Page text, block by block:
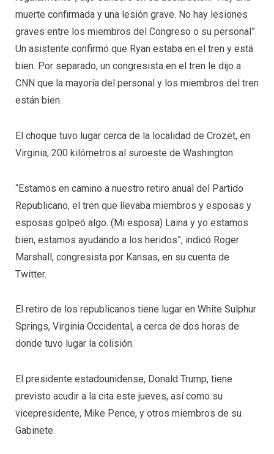
muerte confirmada y una lesión grave. No hay lesiones
graves entre los miembros del Congreso o su personal”.
Un asistente confirmó que Ryan estaba en el tren y está
bien. Por separado, un congresista en el tren le dijo a
CNN que la mayoría del personal y los miembros del tren
están bien.
El choque tuvo lugar cerca de la localidad de Crozet, en
Virginia, 200 kilómetros al suroeste de Washington.
“Estamos en camino a nuestro retiro anual del Partido
Republicano, el tren que llevaba miembros y esposas y
esposas golpeó algo. (Mi esposa) Laina y yo estamos
bien, estamos ayudando a los heridos”, indicó Roger
Marshall, congresista por Kansas, en su cuenta de
Twitter.
El retiro de los republicanos tiene lugar en White Sulphur
Springs, Virginia Occidental, a cerca de dos horas de
donde tuvo lugar la colisión.
El presidente estadounidense, Donald Trump, tiene
previsto acudir a la cita este jueves, así como su
vicepresidente, Mike Pence, y otros miembros de su
Gabinete.